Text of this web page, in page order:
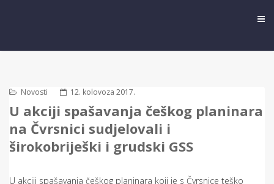
Novosti 12. kolovoza 2017.
U akciji spašavanja češkog planinara
na Čvrsnici sudjelovali i
širokobriješki i grudski GSS
U akciji spašavanja češkog planinara koji je s Čvrsnice teško